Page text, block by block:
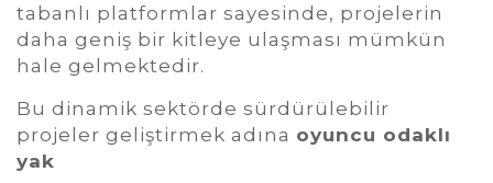
tabanlı platformlar sayesinde, projelerin
daha geniş bir kitleye ulaşması mümkün
hale gelmektedir.
Bu dinamik sektörde sürdürülebilir
projeler geliştirmek adına oyuncu odaklı
yak